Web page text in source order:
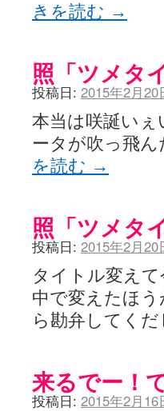
きを読む →
照「ツメタ
投稿日: 2015年2月20
本当は咲誕い
ータが吹っ飛
を読む →
照「ツメタ
投稿日: 2015年2月20
タイトル変え
中で変えたほ
ら勘弁してく
来るでー！
投稿日: 2015年2月16